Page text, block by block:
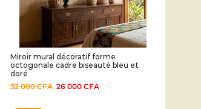
Miroir mural décoratif forme
octogonale cadre biseauté bleu et
doré
32 000CFA 26 000 CFA